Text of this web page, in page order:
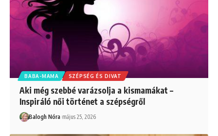
BABA-MAMA SZÉPSÉG ÉS DIVAT
Aki még szebbé varázsolja a kismamákat –
Inspiráló női történet a szépségről
Balogh Nóra május 25, 2026